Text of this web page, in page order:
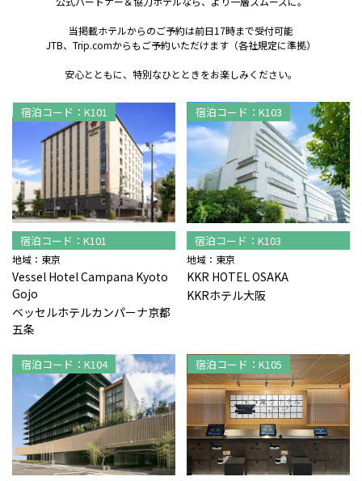
当掲載ホテルからのご予約は前日17時まで受付可能
JTB、Trip.comからもご予約いただけます（各社規定に準拠）
安心とともに、特別なひとときをお楽しみください。
宿泊コード：K101
宿泊コード：K101
地域：東京
Vessel Hotel Campana Kyoto
Gojo
ベッセルホテルカンパーナ京都
五条
宿泊コード：K103
宿泊コード：K103
地域：東京
KKR HOTEL OSAKA
KKRホテル大阪
宿泊コード：K104 宿泊コード：K105